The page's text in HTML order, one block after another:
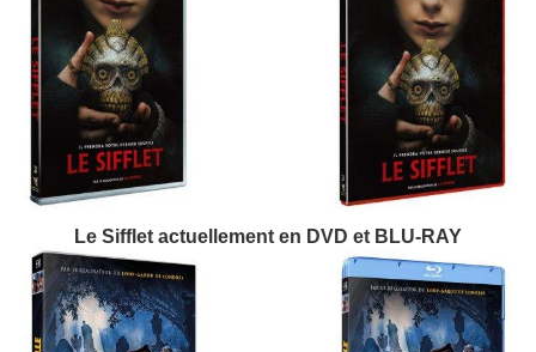
Le Sifflet actuellement en DVD et BLU-RAY